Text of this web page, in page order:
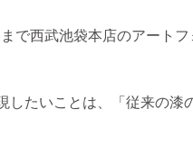
で西武池袋本店のアート
したいことは、「従来の漆